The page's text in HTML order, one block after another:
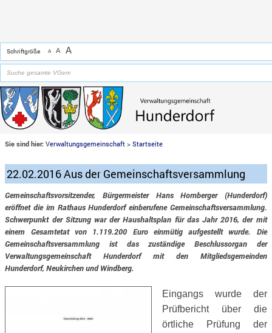
Schriftgröße A A A
Sie sind hier: Verwaltungsgemeinschaft >Startseite
22.02.2016 Aus der Gemeinschaftsversammlung
Gemeinschaftsvorsitzender, Bürgermeister Hans Hornberger (Hunderdorf)
eröffnet die im Rathaus Hunderdorf einberufene Gemeinschaftsversammlung.
Schwerpunkt der Sitzung war der Haushaltsplan für das Jahr 2016, der mit
einem Gesamtetat von 1.119.200 Euro einmütig aufgestellt wurde. Die
Gemeinschaftsversammlung ist das zuständige Beschlussorgan der
Verwaltungsgemeinschaft Hunderdorf mit den Mitgliedsgemeinden
Hunderdorf, Neukirchen und Windberg.
Eingangs wurde der
Prüfbericht über die
örtliche Prüfung der